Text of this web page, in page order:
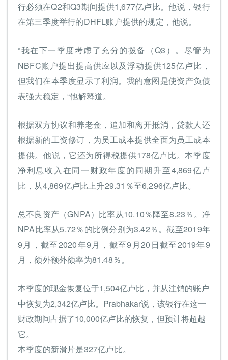
行必须在Q2和Q3期间提供1,677亿卢比。他说，银行
在第三季度举行的DHFL账户提供的规定，他说。
“我在下一季度考虑了充分的拨备（Q3）。尽管为
NBFC账户提出提高供应以及浮动提供125亿卢比，
但我们在本季度显示了利润。我的意图是使资产负债
表强大稳定，“他解释道。
根据双方协议和养老金，追加和离开抵消，贷款人还
根据新的工资修订，为员工成本提供全面为员工成本
提供。他说，它还为所得税提供178亿卢比。本季度
净利息收入在同一财政年度的同期升至4,869亿卢
比，从4,869亿卢比上升29.31％至6,296亿卢比。
总不良资产（GNPA）比率从10.10％降至8.23％。净
NPA比率从5.72％的比例分别为3.42％。截至2019年
9月，截至2020年9月，截至9月20日截至2019年9
月，额外额外额率为81.48％。
本季度的现金恢复位于1,504亿卢比，并从注销的账户
中恢复为2,342亿卢比。Prabhakar说，该银行在这一
财政期间占据了10,000亿卢比的恢复，但预计将超越
它。
本季度的新滑片是327亿卢比。